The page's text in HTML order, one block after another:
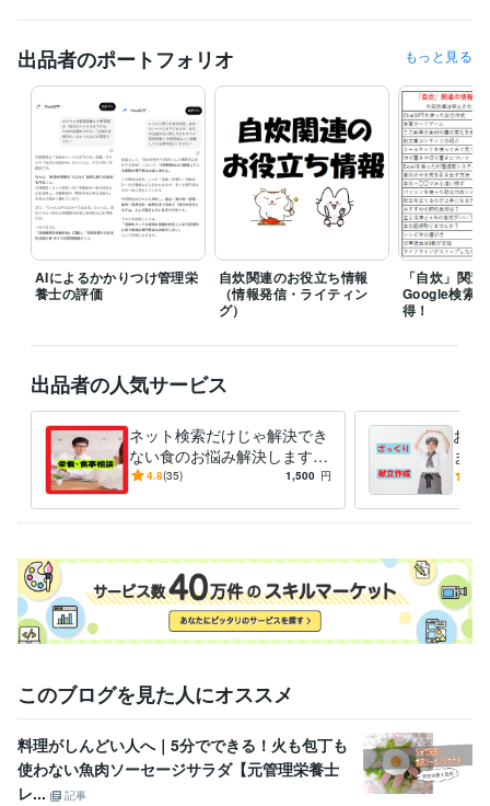
見積もりを出すためには最初にいただいたメッセージに加え、いくつか
質問をさせていただき詳細を確認してからの対応となることがありま
す。
そのため余裕を持った時間の確保を目的とし1週間～10日の提案期限を
設けていただければと思います。
経験職種
ライフスタイル・その他 / その他 経験年数 : 18年
個人 2025年1月 ~ 現在
（Kindle）
資格・検定
管理栄養士 取得年 : 2004年
栄養士 取得年 : 2004年
ビジネス・クリエイティブツール
Excel:23年Word:23年
栄養マイスター:3年栄養Pro:5年
得意分野
住まい・美容・生活相談 栄養・食事相談など
管理栄養士 栄養相談 食事相談 献立作成 栄養計算
レシピ作成
学歴
長崎県立長崎シーボルト大学 2001年3月 ~ 2005年2月
出品者のポートフォリオ もっと見る
AIによるかかりつけ管理栄
養士の評価
自炊関連のお役立ち情報
（情報発信・ライティン
グ）
「自炊」関
Google検索
得！
出品者の人気サービス
ネット検索だけじゃ解決でき
ない食のお悩み解決します
栄養・食事相談、その他のご
せ下さい
4.8(35) 1,500 円
お手
ま
から
このブログを見た人にオススメ
料理がしんどい人へ｜5分でできる！火も包丁も
使わない魚肉ソーセージサラダ【元管理栄養士
レ...
記事